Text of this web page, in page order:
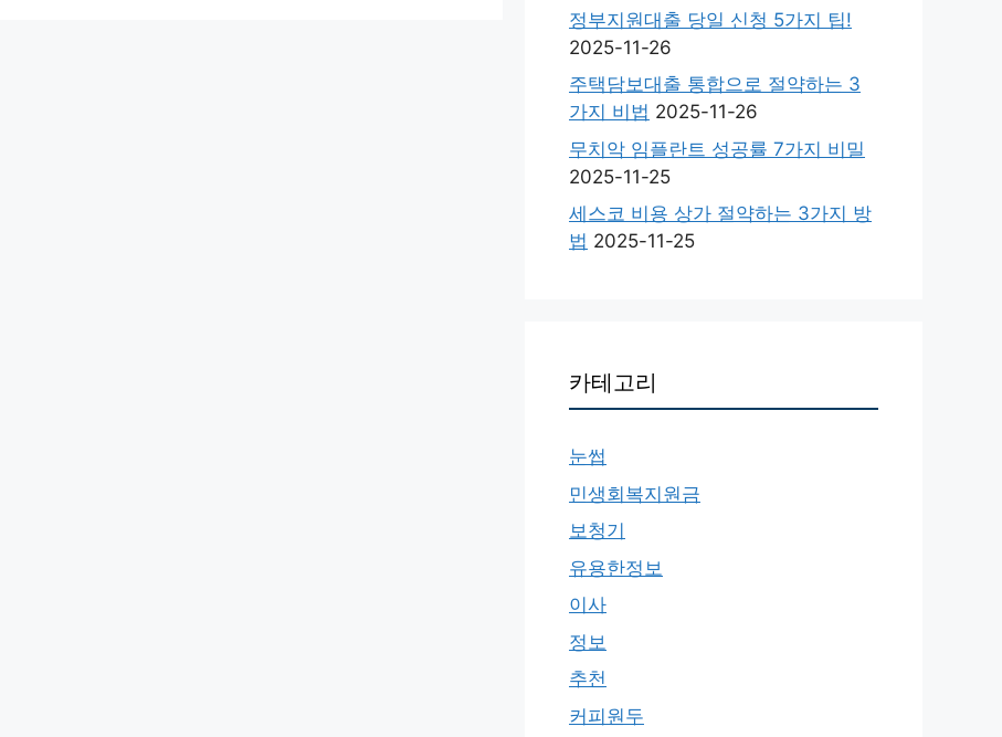
정부지원대출 당일 신청 5가지 팁!
2025-11-26
주택담보대출 통합으로 절약하는 3
가지 비법 2025-11-26
무치악 임플란트 성공률 7가지 비밀
2025-11-25
세스코 비용 상가 절약하는 3가지 방
법 2025-11-25
카테고리
눈썹
민생회복지원금
보청기
유용한정보
이사
정보
추천
커피원두